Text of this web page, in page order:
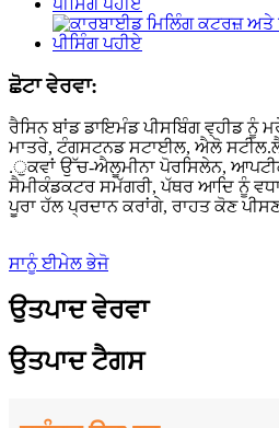
ਛੋਟਾ ਵੇਰਵਾ:
ਰੈਸਿਨ ਬਾਂਡ ਡਾਇਮੰਡ ਪੀਸਬਿੰਗ ਵ੍ਹੀਡ ਨੂੰ
ਮਾਤਰੇ, ਟੰਗਸਟਨਡ ਸਟਾਈਲ, ਐਲੋ
.ੁਕਵਾਂ ਉੱਚ-ਐਲੂਮੀਨਾ ਪੋਰਸਿਲੇਨ,
ਸੈਮੀਕੰਡਕਟਰ ਸਮੱਗਰੀ, ਪੱਥਰ ਆਦਿ ਨੂੰ
ਪੂਰਾ ਹੱਲ ਪ੍ਰਦਾਨ ਕਰਾਂਗੇ, ਰਾਹਤ ਕੋਣ
ਸਾਨੂੰ ਈਮੇਲ ਭੇਜੋ
ਉਤਪਾਦ ਵੇਰਵਾ
ਉਤਪਾਦ ਟੈਗਸ